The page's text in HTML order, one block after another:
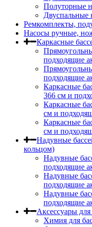
Полуторные
Двуспальные
Ремкомплекты,
Насосы ручные,
Каркасные
подходящие
подходящие
Каркасные
366 см и
Каркасные
cм и
Каркасные
см и
Надувные
кольцом)
Надувные
подходящие
Надувные
подходящие
Надувные
подходящие
Аксессуары
Химия для